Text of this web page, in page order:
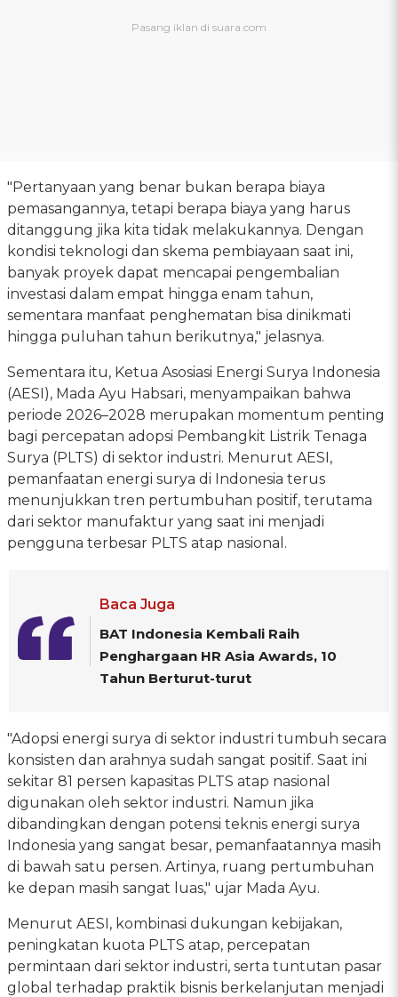
"Pertanyaan yang benar bukan berapa biaya
pemasangannya, tetapi berapa biaya yang harus
ditanggung jika kita tidak melakukannya. Dengan
kondisi teknologi dan skema pembiayaan saat ini,
banyak proyek dapat mencapai pengembalian
investasi dalam empat hingga enam tahun,
sementara manfaat penghematan bisa dinikmati
hingga puluhan tahun berikutnya," jelasnya.
Sementara itu, Ketua Asosiasi Energi Surya Indonesia
(AESI), Mada Ayu Habsari, menyampaikan bahwa
periode 2026–2028 merupakan momentum penting
bagi percepatan adopsi Pembangkit Listrik Tenaga
Surya (PLTS) di sektor industri. Menurut AESI,
pemanfaatan energi surya di Indonesia terus
menunjukkan tren pertumbuhan positif, terutama
dari sektor manufaktur yang saat ini menjadi
pengguna terbesar PLTS atap nasional.
Baca Juga
BAT Indonesia Kembali Raih
Penghargaan HR Asia Awards, 10
Tahun Berturut-turut
"Adopsi energi surya di sektor industri tumbuh secara
konsisten dan arahnya sudah sangat positif. Saat ini
sekitar 81 persen kapasitas PLTS atap nasional
digunakan oleh sektor industri. Namun jika
dibandingkan dengan potensi teknis energi surya
Indonesia yang sangat besar, pemanfaatannya masih
di bawah satu persen. Artinya, ruang pertumbuhan
ke depan masih sangat luas," ujar Mada Ayu.
Menurut AESI, kombinasi dukungan kebijakan,
peningkatan kuota PLTS atap, percepatan
permintaan dari sektor industri, serta tuntutan pasar
global terhadap praktik bisnis berkelanjutan menjadi